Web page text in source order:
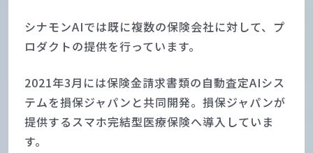
シナモンAIでは既に複数の保険会社に対して、プ
ロダクトの提供を行っています。
2021年3月には保険金請求書類の自動査定AIシス
テムを損保ジャパンと共同開発。損保ジャパンが
提供するスマホ完結型医療保険へ導入していま
す。